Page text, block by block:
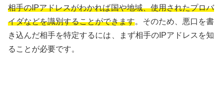
相手のIPアドレスがわかれば国や地域、使用されたプロバ
イダなどを識別することができます。そのため、悪口を書
き込んだ相手を特定するには、まず相手のIPアドレスを知
ることが必要です。